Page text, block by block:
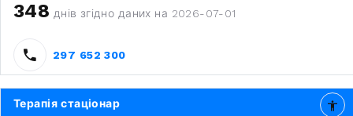
348 днів згідно даних на 2026-07-01
297 652 300
Терапія стаціонар